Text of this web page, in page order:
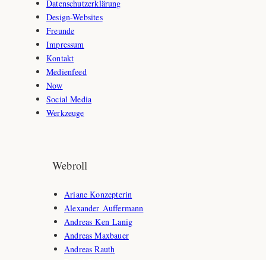
Datenschutzerklärung
Design-Websites
Freunde
Impressum
Kontakt
Medienfeed
Now
Social Media
Werkzeuge
Webroll
Ariane Konzepterin
Alexander Auffermann
Andreas Ken Lanig
Andreas Maxbauer
Andreas Rauth